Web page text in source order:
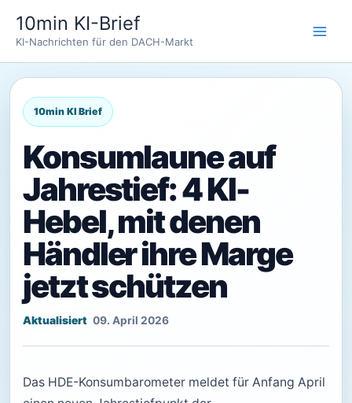
Inhalt
springen
10min KI-Brief
KI-Nachrichten für den DACH-Markt
Konsumlaune auf
Jahrestief: 4 KI-
Hebel, mit denen
Händler ihre Marge
jetzt schützen
09. April 2026
Das HDE-Konsumbarometer meldet für Anfang April